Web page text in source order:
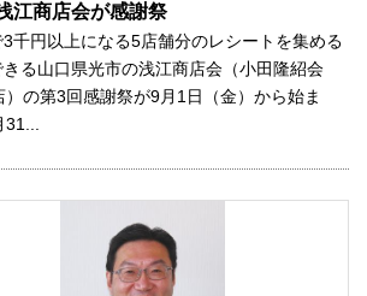
江商店会が感謝祭
千円以上になる5店舗分のレシートを集める
きる山口県光市の浅江商店会（小田隆紹会
）の第3回感謝祭が9月1日（金）から始ま